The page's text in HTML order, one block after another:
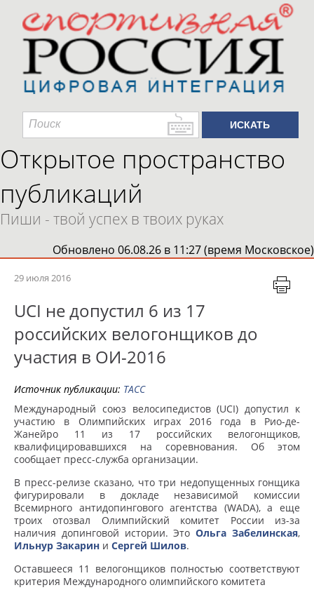
Открытое пространство
публикаций
Пиши - твой успех в твоих руках
Обновлено 06.08.26 в 11:27 (время Московское)
29 июля 2016
UCI не допустил 6 из 17
российских велогонщиков до
участия в ОИ-2016
Источник публикации: ТАСС
Международный союз велосипедистов (UCI) допустил к
участию в Олимпийских играх 2016 года в Рио-де-
Жанейро 11 из 17 российских велогонщиков,
квалифицировавшихся на соревнования. Об этом
сообщает пресс-служба организации.
В пресс-релизе сказано, что три недопущенных гонщика
фигурировали в докладе независимой комиссии
Всемирного антидопингового агентства (WADA), а еще
троих отозвал Олимпийский комитет России из-за
наличия допинговой истории. ЭтоОльга Забелинская,
Ильнур Закарин и Сергей Шилов.
Оставшееся 11 велогонщиков полностью соответствуют
критерия Международного олимпийского комитета